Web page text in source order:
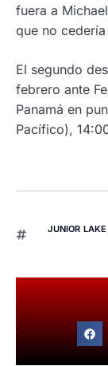
fuera a
que no
El segundo
febrero ante
Panamá en
Pacífico),
JUNIOR LAKE